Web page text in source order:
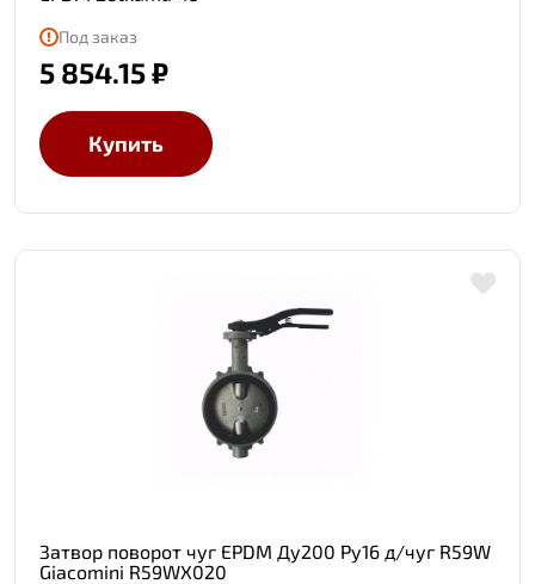
Под заказ
5 854.15 ₽
Купить
Затвор поворот чуг EPDM Ду200 Ру16 д/чуг R59W
Giacomini R59WX020